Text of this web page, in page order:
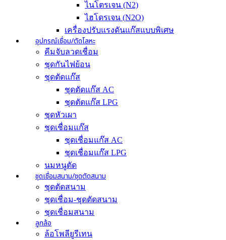
ไนโตรเจน (N2)
ไฮโดรเจน (N2O)
เครื่องปรับแรงดันแก๊สแบบพิเศษ
อุปกรณ์เชื่อม/ตัดโลหะ
คีมจับลวดเชื่อม
ชุดกันไฟย้อน
ชุดตัดแก๊ส
ชุดตัดแก๊ส AC
ชุดตัดแก๊ส LPG
ชุดหัวเผา
ชุดเชื่อมแก๊ส
ชุดเชื่อมแก๊ส AC
ชุดเชื่อมแก๊ส LPG
นมหนูตัด
ชุดเชื่อมสนาม/ชุดตัดสนาม
ชุดตัดสนาม
ชุดเชื่อม-ชุดตัดสนาม
ชุดเชื่อมสนาม
ลูกล้อ
ล้อโพลียูรีเทน